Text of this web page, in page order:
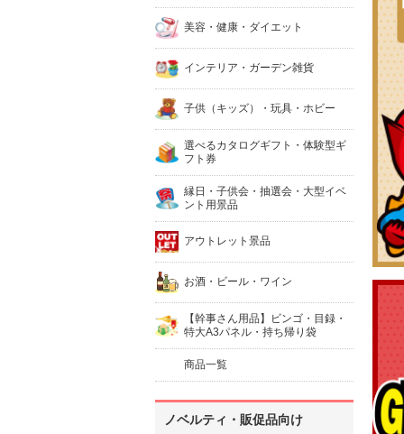
美容・健康・ダイエット
インテリア・ガーデン雑貨
子供（キッズ）・玩具・ホビー
選べるカタログギフト・体験型ギ
フト券
縁日・子供会・抽選会・大型イベ
ント用景品
アウトレット景品
お酒・ビール・ワイン
【幹事さん用品】ビンゴ・目録・
特大A3パネル・持ち帰り袋
商品一覧
ノベルティ・販促品向け